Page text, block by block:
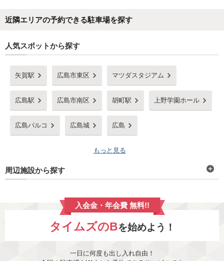
近隣エリアの予約できる駐車場を探す
人気スポットから探す
矢賀駅 広島市東区 マツダスタジアム
広島駅 広島市南区 胡町駅 上野学園ホール
広島パルコ 広島城 広島
もっと見る
周辺施設から探す
入会金・年会費 無料!!
タイムズのBを始めよう！
一日に何度も出し入れ自由！